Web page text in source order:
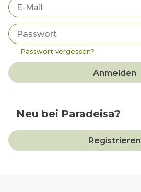
Passwort vergessen?
Anmelden
Neu bei Paradeisa?
Registrieren